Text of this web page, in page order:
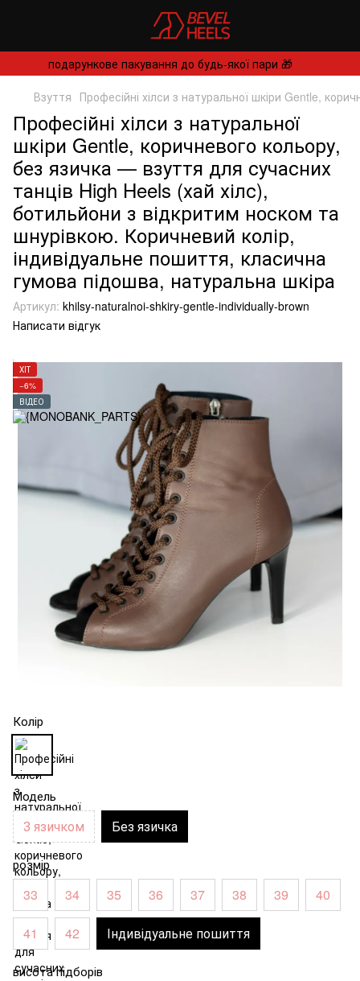
подарункове пакування до будь-якої пари 🎁
Взуття Професійні хілси з натуральної шкіри Gentle,
Професійні хілси з натуральної
шкіри Gentle, коричневого кольору,
без язичка — взуття для сучасних
танців High Heels (хай хілс),
ботильйони з відкритим носком та
шнурівкою. Коричневий колір,
індивідуальне пошиття, класична
гумова підошва, натуральна шкіра
Артикул: khilsy-naturalnoi-shkiry-gentle-individually-brown
Написати відгук
ХІТ
−6%
ВІДЕО
Колір
Модель
З язичком Без язичка
розмір
33 34 35 36 37 38 39 40
41 42 Індивідуальне пошиття
висота підборів